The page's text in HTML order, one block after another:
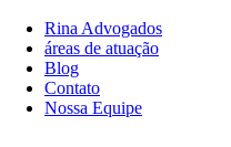
Rina Advogados
áreas de atuação
Blog
Contato
Nossa Equipe